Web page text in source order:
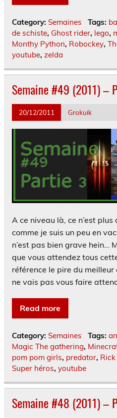
Category: Semaines Tags:
de schiste, Ghost rider, lego,
Monthy Python, Robockey,
youtube, zelda
Semaine #49 (2011) –
20/12/2011 Grokuik
A ce niveau là, ce n’est
comme je suis un peu en
n’est pas bien grave hein…
que vous attendez tous
référence le pire du
ne vais pas vous faire
Read more
Category: Semaines Tags:
Magic The gathering,
pom pom girls, predator,
Super héros, youtube
Semaine #48 (2011) –